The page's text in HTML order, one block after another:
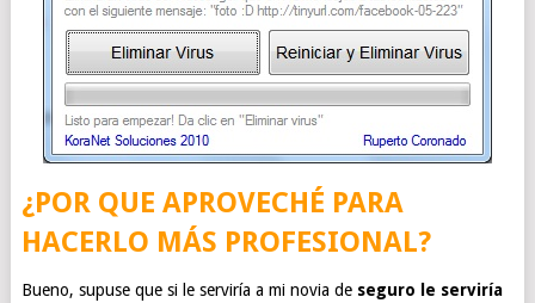
¿POR QUE APROVECHÉ PARA
HACERLO MÁS PROFESIONAL?
Bueno, supuse que si le serviría a mi novia de seguro le serviría